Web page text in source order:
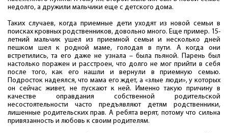
недолго, а дружили мальчики еще с детского дома.
Таких случаев, когда приемные дети уходят из новой семьи в
поисках кровных родственников, довольно много. Еще пример. 15-
летний мальчик ушел из приемной семьи и несколько дней
пешком шел к родной маме, голодая в пути. А когда они
встретились, та его даже не узнала – была пьяной. Парень был
настолько поражен и расстроен, что долго не мог прийти в себя
после того, как его нашли и вернули в приемную семью.
Подросток надеялся, что мама его ждет, а «злые люди», у которых
он сейчас живет, не пускают к ней. Именно такую причину в
качестве оправдания собственной родительской
несостоятельности часто предъявляют детям родственники,
лишенные родительских прав. А ребята верят, потому что сильна
привязанность и любовь к своим родителям.